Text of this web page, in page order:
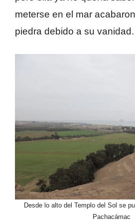
meterse en el mar
piedra debido a su vanidad.
Desde lo alto del Templo del Sol se
Pachacámac